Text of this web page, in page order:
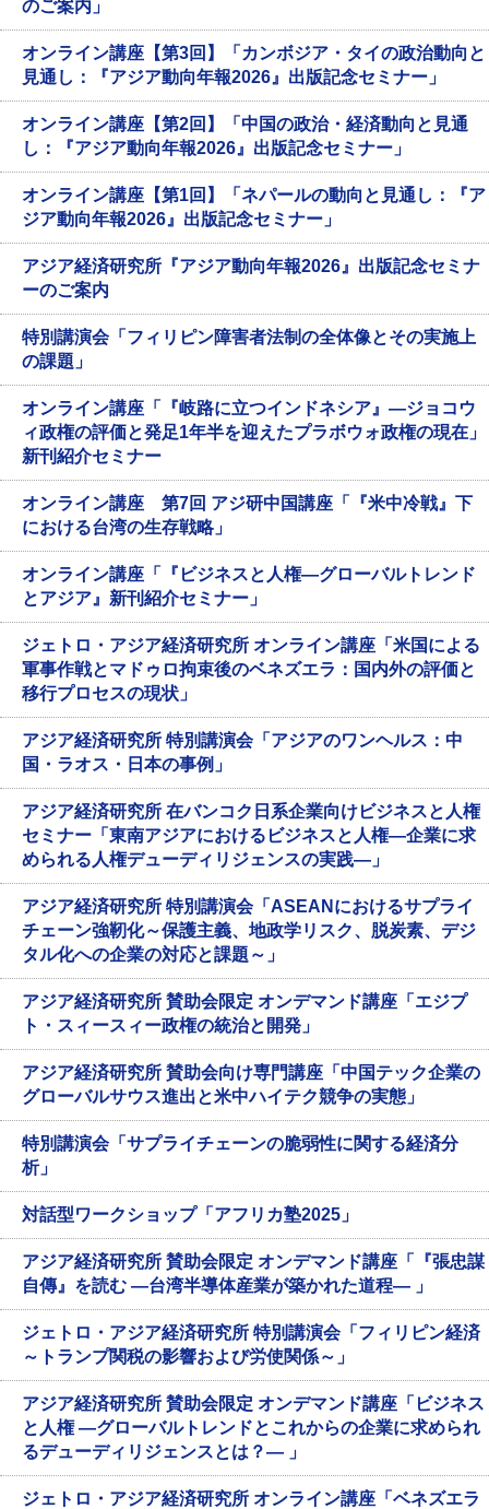
のご案内」
オンライン講座【第3回】「カンボジア・タイの政治動向と
見通し：『アジア動向年報2026』出版記念セミナー」
オンライン講座【第2回】「中国の政治・経済動向と見通
し：『アジア動向年報2026』出版記念セミナー」
オンライン講座【第1回】「ネパールの動向と見通し：『ア
ジア動向年報2026』出版記念セミナー」
アジア経済研究所『アジア動向年報2026』出版記念セミナ
ーのご案内
特別講演会「フィリピン障害者法制の全体像とその実施上
の課題」
オンライン講座「『岐路に立つインドネシア』―ジョコウ
ィ政権の評価と発足1年半を迎えたプラボウォ政権の現在」
新刊紹介セミナー
オンライン講座 第7回 アジ研中国講座「『米中冷戦』下
における台湾の生存戦略」
オンライン講座「『ビジネスと人権―グローバルトレンド
とアジア』新刊紹介セミナー」
ジェトロ・アジア経済研究所 オンライン講座「米国による
軍事作戦とマドゥロ拘束後のベネズエラ：国内外の評価と
移行プロセスの現状」
アジア経済研究所 特別講演会「アジアのワンヘルス：中
国・ラオス・日本の事例」
アジア経済研究所 在バンコク日系企業向けビジネスと人権
セミナー「東南アジアにおけるビジネスと人権―企業に求
められる人権デューディリジェンスの実践―」
アジア経済研究所 特別講演会「ASEANにおけるサプライ
チェーン強靭化～保護主義、地政学リスク、脱炭素、デジ
タル化への企業の対応と課題～」
アジア経済研究所 賛助会限定 オンデマンド講座「エジプ
ト・スィースィー政権の統治と開発」
アジア経済研究所 賛助会向け専門講座「中国テック企業の
グローバルサウス進出と米中ハイテク競争の実態」
特別講演会「サプライチェーンの脆弱性に関する経済分
析」
対話型ワークショップ「アフリカ塾2025」
アジア経済研究所 賛助会限定 オンデマンド講座「『張忠謀
自傳』を読む ―台湾半導体産業が築かれた道程― 」
ジェトロ・アジア経済研究所 特別講演会「フィリピン経済
～トランプ関税の影響および労使関係～」
アジア経済研究所 賛助会限定 オンデマンド講座「ビジネス
と人権 ―グローバルトレンドとこれからの企業に求められ
るデューディリジェンスとは？― 」
ジェトロ・アジア経済研究所 オンライン講座「ベネズエラ